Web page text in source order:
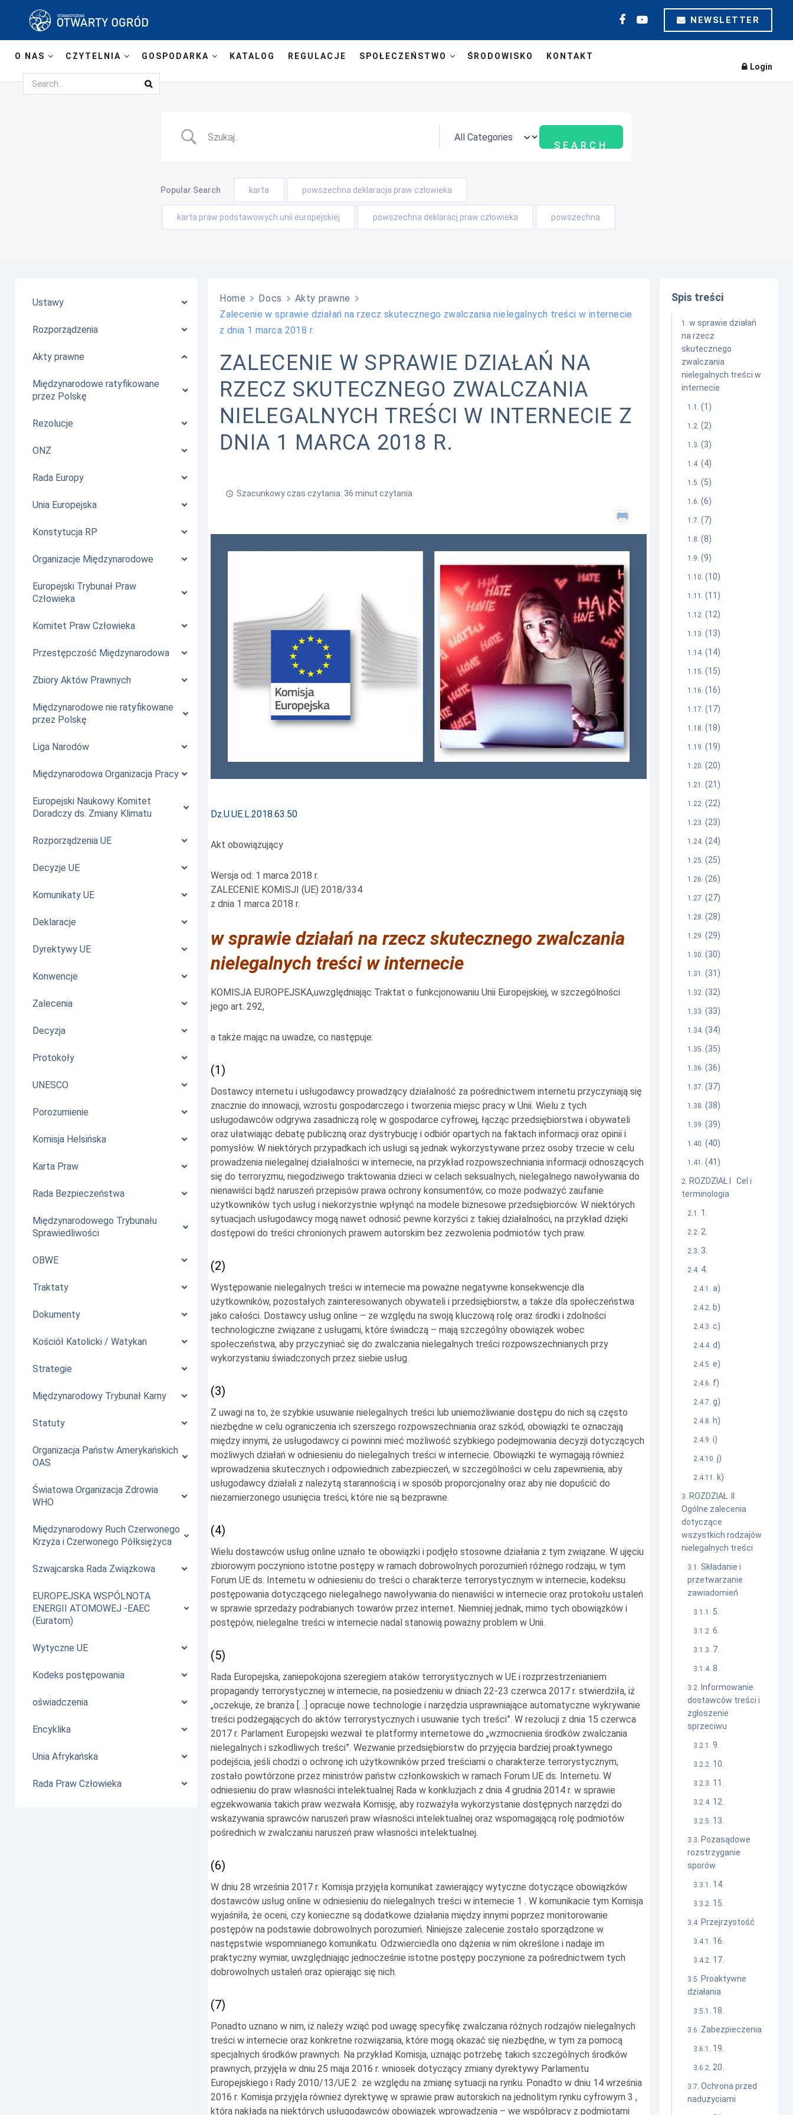
NEWSLETTER
O NAS CZYTELNIA GOSPODARKA KATALOG REGULACJE SPOŁECZEŃSTWO ŚRODOWISKO
KONTAKT
Login
Popular Search karta powszechna deklaracja praw człowieka
karta praw podstawowych unii europejskiej powszechna deklaracj praw człowieka powszechna
Ustawy
Rozporządzenia
Akty prawne
Międzynarodowe ratyfikowane
przez Polskę
Rezolucje
ONZ
Rada Europy
Unia Europejska
Konstytucja RP
Organizacje Międzynarodowe
Europejski Trybunał Praw
Człowieka
Komitet Praw Człowieka
Przestępczość Międzynarodowa
Zbiory Aktów Prawnych
Międzynarodowe nie ratyfikowane
przez Polskę
Liga Narodów
Międzynarodowa Organizacja Pracy
Europejski Naukowy Komitet
Doradczy ds. Zmiany Klimatu
Rozporządzenia UE
Decyzje UE
Komunikaty UE
Deklaracje
Dyrektywy UE
Konwencje
Zalecenia
Decyzja
Protokoły
UNESCO
Porozumienie
Komisja Helsińska
Karta Praw
Rada Bezpieczeństwa
Międzynarodowego Trybunału
Sprawiedliwości
OBWE
Traktaty
Dokumenty
Kościół Katolicki / Watykan
Strategie
Międzynarodowy Trybunał Karny
Statuty
Organizacja Państw Amerykańskich
OAS
Światowa Organizacja Zdrowia
WHO
Międzynarodowy Ruch Czerwonego
Krzyża i Czerwonego Półksiężyca
Szwajcarska Rada Związkowa
EUROPEJSKA WSPÓLNOTA
ENERGII ATOMOWEJ -EAEC
(Euratom)
Wytyczne UE
Kodeks postępowania
oświadczenia
Encyklika
Unia Afrykańska
Rada Praw Człowieka
Home Docs
Akty prawne
Zalecenie w sprawie działań na rzecz skutecznego zwalczania nielegalnych treści w internecie
z dnia 1 marca 2018 r.
ZALECENIE W SPRAWIE DZIAŁAŃ NA
RZECZ SKUTECZNEGO ZWALCZANIA
NIELEGALNYCH TREŚCI W INTERNECIE Z
DNIA 1 MARCA 2018 R.
Szacunkowy czas czytania: 36 minut czytania
Dz.U.UE.L.2018.63.50
Akt obowiązujący
Wersja od: 1 marca 2018 r.
ZALECENIE KOMISJI (UE) 2018/334
z dnia 1 marca 2018 r.
w sprawie działań na rzecz skutecznego zwalczania
nielegalnych treści w internecie
KOMISJA EUROPEJSKA,uwzględniając Traktat o funkcjonowaniu Unii Europejskiej, w szczególności
jegoart. 292,
a także mając na uwadze, co następuje:
(1)
Dostawcy internetu i usługodawcy prowadzący działalność za pośrednictwem internetu przyczyniają się
znacznie do innowacji, wzrostu gospodarczego i tworzenia miejsc pracy w Unii. Wielu z tych
usługodawców odgrywa zasadniczą rolę w gospodarce cyfrowej, łącząc przedsiębiorstwa i obywateli
oraz ułatwiając debatę publiczną oraz dystrybucję i odbiór opartych na faktach informacji oraz opinii i
pomysłów. W niektórych przypadkach ich usługi są jednak wykorzystywane przez osoby trzecie w celu
prowadzenia nielegalnej działalności w internecie, na przykład rozpowszechniania informacji odnoszących
się do terroryzmu, niegodziwego traktowania dzieci w celach seksualnych, nielegalnego nawoływania do
nienawiści bądź naruszeń przepisów prawa ochrony konsumentów, co może podważyć zaufanie
użytkowników tych usług i niekorzystnie wpłynąć na modele biznesowe przedsiębiorców. W niektórych
sytuacjach usługodawcy mogą nawet odnosić pewne korzyści z takiej działalności, na przykład dzięki
dostępowi do treści chronionych prawem autorskim bez zezwolenia podmiotów tych praw.
(2)
Występowanie nielegalnych treści w internecie ma poważne negatywne konsekwencje dla
użytkowników, pozostałych zainteresowanych obywateli i przedsiębiorstw, a także dla społeczeństwa
jako całości. Dostawcy usług online – ze względu na swoją kluczową rolę oraz środki i zdolności
technologiczne związane z usługami, które świadczą – mają szczególny obowiązek wobec
społeczeństwa, aby przyczyniać się do zwalczania nielegalnych treści rozpowszechnianych przy
wykorzystaniu świadczonych przez siebie usług.
(3)
Z uwagi na to, że szybkie usuwanie nielegalnych treści lub uniemożliwianie dostępu do nich są często
niezbędne w celu ograniczenia ich szerszego rozpowszechniania oraz szkód, obowiązki te oznaczają
między innymi, że usługodawcy ci powinni mieć możliwość szybkiego podejmowania decyzji dotyczących
możliwych działań w odniesieniu do nielegalnych treści w internecie. Obowiązki te wymagają również
wprowadzenia skutecznych i odpowiednich zabezpieczeń, w szczególności w celu zapewnienia, aby
usługodawcy działali z należytą starannością i w sposób proporcjonalny oraz aby nie dopuścić do
niezamierzonego usunięcia treści, które nie są bezprawne.
(4)
Wielu dostawców usług online uznało te obowiązki i podjęło stosowne działania z tym związane. W ujęciu
zbiorowym poczyniono istotne postępy w ramach dobrowolnych porozumień różnego rodzaju, w tym
Forum UE ds. Internetu w odniesieniu do treści o charakterze terrorystycznym w internecie, kodeksu
postępowania dotyczącego nielegalnego nawoływania do nienawiści w internecie oraz protokołu ustaleń
w sprawie sprzedaży podrabianych towarów przez internet. Niemniej jednak, mimo tych obowiązków i
postępów, nielegalne treści w internecie nadal stanowią poważny problem w Unii.
(5)
Rada Europejska, zaniepokojona szeregiem ataków terrorystycznych w UE i rozprzestrzenianiem
propagandy terrorystycznej w internecie, na posiedzeniu w dniach 22-23 czerwca 2017 r. stwierdziła, iż
„oczekuje, że branża […] opracuje nowe technologie i narzędzia usprawniające automatyczne wykrywanie
treści podżegających do aktów terrorystycznych i usuwanie tych treści”. W rezolucji z dnia 15 czerwca
2017 r. Parlament Europejski wezwał te platformy internetowe do „wzmocnienia środków zwalczania
nielegalnych i szkodliwych treści”. Wezwanie przedsiębiorstw do przyjęcia bardziej proaktywnego
podejścia, jeśli chodzi o ochronę ich użytkowników przed treściami o charakterze terrorystycznym,
zostało powtórzone przez ministrów państw członkowskich w ramach Forum UE ds. Internetu. W
odniesieniu do praw własności intelektualnej Rada w konkluzjach z dnia 4 grudnia 2014 r. w sprawie
egzekwowania takich praw wezwała Komisję, aby rozważyła wykorzystanie dostępnych narzędzi do
wskazywania sprawców naruszeń praw własności intelektualnej oraz wspomagającą rolę podmiotów
pośrednich w zwalczaniu naruszeń praw własności intelektualnej.
(6)
W dniu 28 września 2017 r. Komisja przyjęła komunikat zawierający wytyczne dotyczące obowiązków
dostawców usług online w odniesieniu do nielegalnych treści w internecie 1 . W komunikacie tym Komisja
wyjaśniła, że oceni, czy konieczne są dodatkowe działania między innymi poprzez monitorowanie
postępów na podstawie dobrowolnych porozumień. Niniejsze zalecenie zostało sporządzone w
następstwie wspomnianego komunikatu. Odzwierciedla ono dążenia w nim określone i nadaje im
praktyczny wymiar, uwzględniając jednocześnie istotne postępy poczynione za pośrednictwem tych
dobrowolnych ustaleń oraz opierając się nich.
(7)
Ponadto uznano w nim, iż należy wziąć pod uwagę specyfikę zwalczania różnych rodzajów nielegalnych
treści w internecie oraz konkretne rozwiązania, które mogą okazać się niezbędne, w tym za pomocą
specjalnych środków prawnych. Na przykład Komisja, uznając potrzebę takich szczególnych środków
prawnych, przyjęła w dniu 25 maja 2016 r. wniosek dotyczący zmianydyrektywy Parlamentu
Europejskiego i Rady 2010/13/UE2 ze względu na zmianę sytuacji na rynku. Ponadto w dniu 14 września
2016 r. Komisja przyjęła również dyrektywę w sprawie praw autorskich na jednolitym rynku cyfrowym3 ,
która nakłada na niektórych usługodawców obowiązek wprowadzenia – we współpracy z podmiotami
Spis treści
w sprawie działań
na rzecz
skutecznego
zwalczania
nielegalnych treści w
internecie
(1)
(2)
(3)
(4)
(5)
(6)
(7)
(8)
(9)
(10)
(11)
(12)
(13)
(14)
(15)
(16)
(17)
(18)
(19)
(20)
(21)
(22)
(23)
(24)
(25)
(26)
(27)
(28)
(29)
(30)
(31)
(32)
(33)
(34)
(35)
(36)
(37)
(38)
(39)
(40)
(41)
ROZDZIAŁ I Cel i
terminologia
1.
2.
3.
4.
a)
b)
c)
d)
e)
f)
g)
h)
i)
j)
k)
ROZDZIAŁ II
Ogólne zalecenia
dotyczące
wszystkich rodzajów
nielegalnych treści
Składanie i
przetwarzanie
zawiadomień
5.
6.
7.
8.
Informowanie
dostawców treści i
zgłoszenie
sprzeciwu
9.
10.
11.
12.
13.
Pozasądowe
rozstrzyganie
sporów
14.
15.
Przejrzystość
16.
17.
Proaktywne
działania
18.
Zabezpieczenia
19.
20.
Ochrona przed
nadużyciami